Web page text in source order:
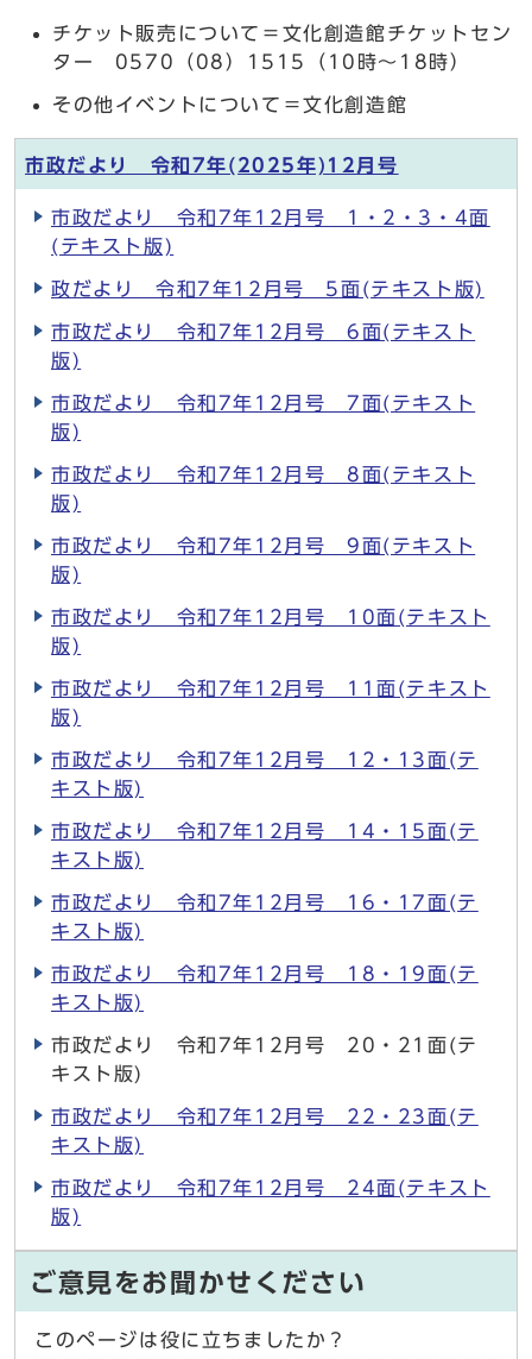
チケット販売について＝文化創造館チケットセン
ター 0570（08）1515（10時～18時）
その他イベントについて＝文化創造館
市政だより 令和7年(2025年)12月号
市政だより 令和7年12月号 1・2・3・4面
(テキスト版)
政だより 令和7年12月号 5面(テキスト版)
市政だより 令和7年12月号 6面(テキスト
版)
市政だより 令和7年12月号 7面(テキスト
版)
市政だより 令和7年12月号 8面(テキスト
版)
市政だより 令和7年12月号 9面(テキスト
版)
市政だより 令和7年12月号 10面(テキスト
版)
市政だより 令和7年12月号 11面(テキスト
版)
市政だより 令和7年12月号 12・13面(テ
キスト版)
市政だより 令和7年12月号 14・15面(テ
キスト版)
市政だより 令和7年12月号 16・17面(テ
キスト版)
市政だより 令和7年12月号 18・19面(テ
キスト版)
市政だより 令和7年12月号 20・21面(テ
キスト版)
市政だより 令和7年12月号 22・23面(テ
キスト版)
市政だより 令和7年12月号 24面(テキスト
版)
ご意見をお聞かせください
このページは役に立ちましたか？